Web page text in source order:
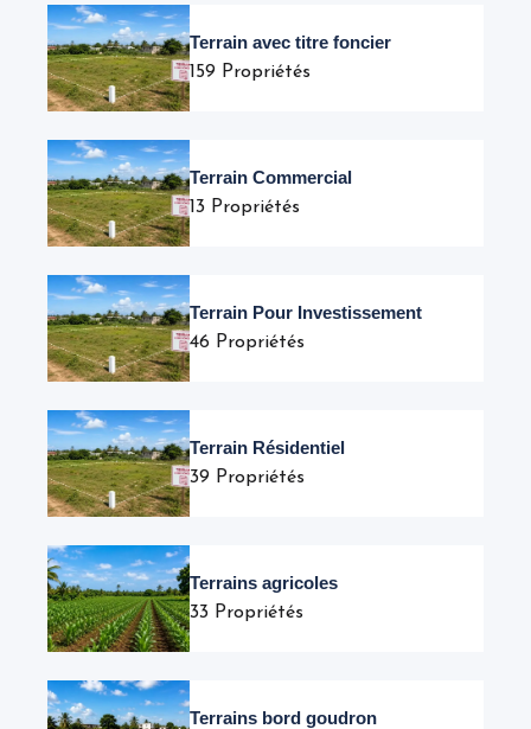
Terrain avec titre foncier
159 Propriétés
Terrain Commercial
13 Propriétés
Terrain Pour Investissement
46 Propriétés
Terrain Résidentiel
39 Propriétés
Terrains agricoles
33 Propriétés
Terrains bord goudron